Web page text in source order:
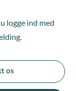
logge ind med
os